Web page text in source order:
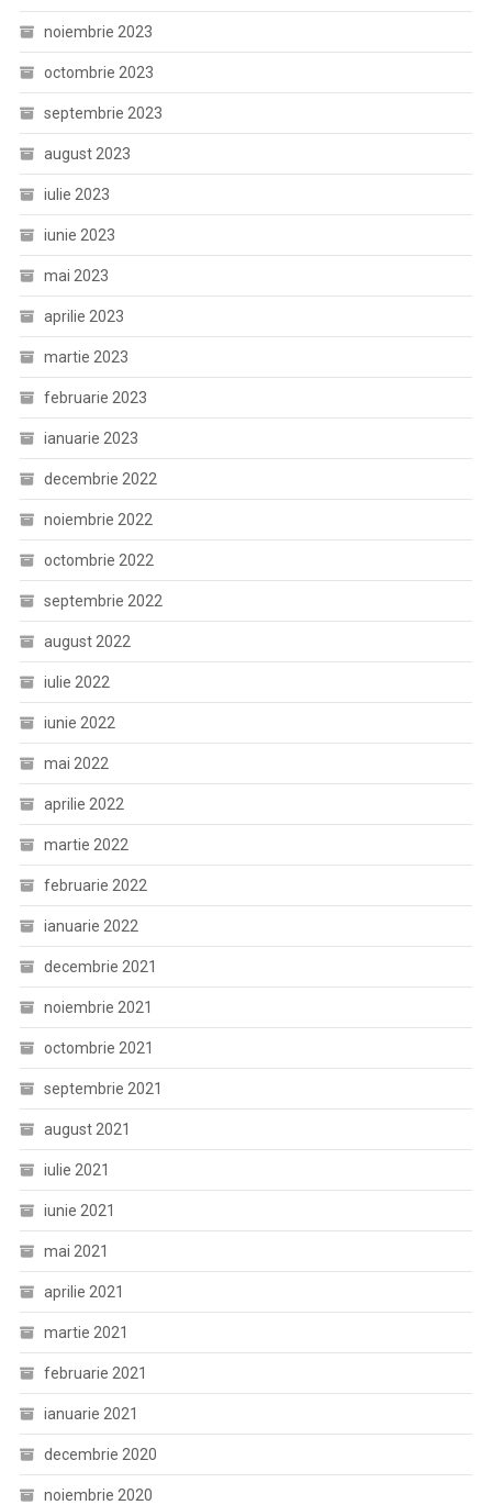
noiembrie 2023
octombrie 2023
septembrie 2023
august 2023
iulie 2023
iunie 2023
mai 2023
aprilie 2023
martie 2023
februarie 2023
ianuarie 2023
decembrie 2022
noiembrie 2022
octombrie 2022
septembrie 2022
august 2022
iulie 2022
iunie 2022
mai 2022
aprilie 2022
martie 2022
februarie 2022
ianuarie 2022
decembrie 2021
noiembrie 2021
octombrie 2021
septembrie 2021
august 2021
iulie 2021
iunie 2021
mai 2021
aprilie 2021
martie 2021
februarie 2021
ianuarie 2021
decembrie 2020
noiembrie 2020